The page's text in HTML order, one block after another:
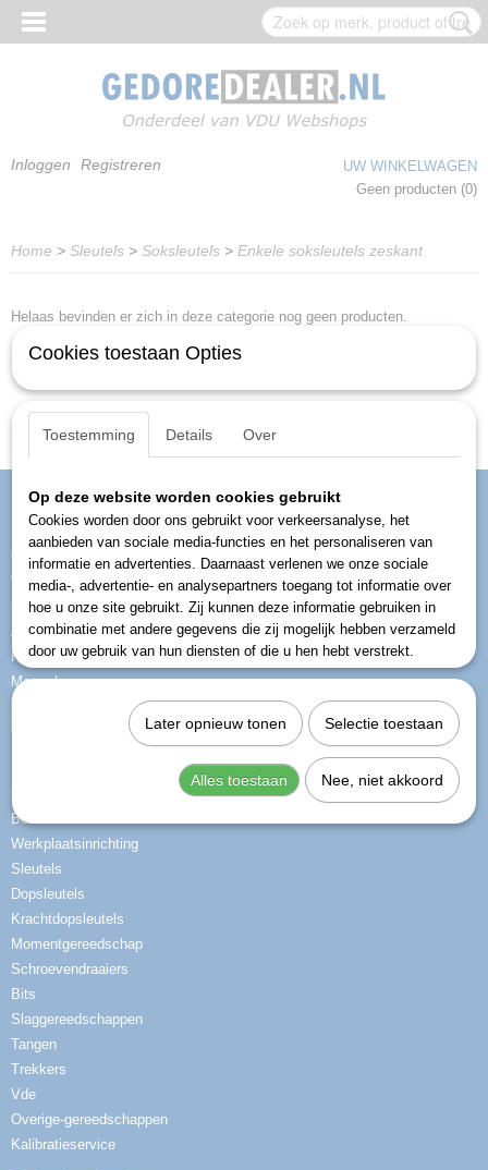
Inloggen Registreren
UW WINKELWAGEN
Geen producten (0)
Home > Sleutels > Soksleutels > Enkele soksleutels zeskant
Helaas bevinden er zich in deze categorie nog geen producten.
Probeert u het later nog eens!
Informatie
Over ons
Vragen
Contact
Algemene voorwaarden
Privacy beleid
Meer shops
Gedore-red
B&W koffers
Werkplaatsinrichting
Sleutels
Dopsleutels
Krachtdopsleutels
Momentgereedschap
Schroevendraaiers
Bits
Slaggereedschappen
Tangen
Trekkers
Vde
Overige-gereedschappen
Kalibratieservice
Cookies toestaan Opties
Toestemming Details Over
Op deze website worden cookies gebruikt
Cookies worden door ons gebruikt voor verkeersanalyse, het
aanbieden van sociale media-functies en het personaliseren van
informatie en advertenties. Daarnaast verlenen we onze sociale
media-, advertentie- en analysepartners toegang tot informatie over
hoe u onze site gebruikt. Zij kunnen deze informatie gebruiken in
combinatie met andere gegevens die zij mogelijk hebben verzameld
door uw gebruik van hun diensten of die u hen hebt verstrekt.
Later opnieuw tonen Selectie toestaan
Alles toestaan Nee, niet akkoord